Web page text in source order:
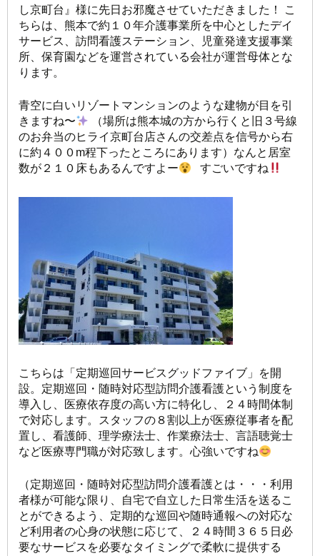
し京町台』様に先日お邪魔させていただきました！ こ
ちらは、熊本で約１０年介護事業所を中心としたデイ
サービス、訪問看護ステーション、児童発達支援事業
所、保育園などを運営されている会社が運営母体とな
ります。
青空に白いリゾートマンションのような建物が目を引
きますね〜
（場所は熊本城の方から行くと旧３号線
のお弁当のヒライ京町台店さんの交差点を信号から右
に約４００m程下ったところにあります）なんと居室
数が２１０床もあるんですよー
すごいですね
こちらは「定期巡回サービスグッドファイブ」を開
設。定期巡回・随時対応型訪問介護看護という制度を
導入し、医療依存度の高い方に特化し、２４時間体制
で対応します。スタッフの８割以上が医療従事者を配
置し、看護師、理学療法士、作業療法士、言語聴覚士
など医療専門職が対応致します。心強いですね
（定期巡回・随時対応型訪問介護看護とは・・・利用
者様が可能な限り、自宅で自立した日常生活を送るこ
とができるよう、定期的な巡回や随時通報への対応な
ど利用者の心身の状態に応じて、２４時間３６５日必
要なサービスを必要なタイミングで柔軟に提供する